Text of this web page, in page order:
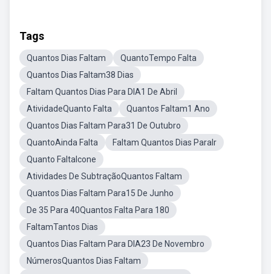
Tags
Quantos Dias Faltam
QuantoTempo Falta
Quantos Dias Faltam38 Dias
Faltam Quantos Dias Para DIA1 De Abril
AtividadeQuanto Falta
Quantos Faltam1 Ano
Quantos Dias Faltam Para31 De Outubro
QuantoAinda Falta
Faltam Quantos Dias ParaIr
Quanto FaltaIcone
Atividades De SubtraçãoQuantos Faltam
Quantos Dias Faltam Para15 De Junho
De 35 Para 40Quantos Falta Para 180
FaltamTantos Dias
Quantos Dias Faltam Para DIA23 De Novembro
NúmerosQuantos Dias Faltam